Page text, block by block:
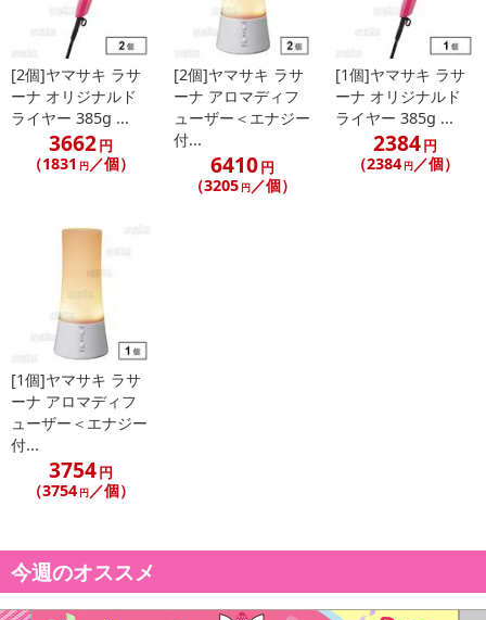
[2個]ヤマサキ ラサ
ーナ オリジナルド
ライヤー 385g ...
3662円
（1831 円／個）
[2個]ヤマサキ ラサ
ーナ アロマディフ
ューザー＜エナジー
付...
6410円
（3205 円／個）
[1個]ヤマサキ ラサ
ーナ オリジナルド
ライヤー 385g ...
2384円
（2384 円／個）
[1個]ヤマサキ ラサ
ーナ アロマディフ
ューザー＜エナジー
付...
3754円
（3754 円／個）
今週のオススメ